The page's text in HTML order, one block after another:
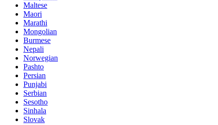
Maltese
Maori
Marathi
Mongolian
Burmese
Nepali
Norwegian
Pashto
Persian
Punjabi
Serbian
Sesotho
Sinhala
Slovak